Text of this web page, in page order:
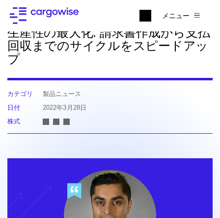
メニュー
ニュースに戻る
生産性の最大化: 請求書作成から支払
回収までのサイクルをスピードアッ
プ
カテゴリ
製品ニュース
日付
2022年3月28日
株式